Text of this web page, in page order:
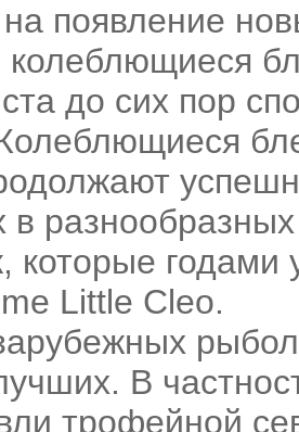
появление
колеблющиеся
до сих пор
в
которые
Little Cleo.
В
трофейной